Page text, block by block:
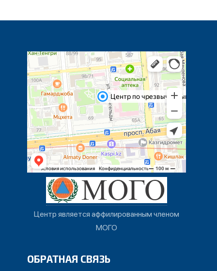
Центр является аффилированным членом
МОГО
ОБРАТНАЯ СВЯЗЬ